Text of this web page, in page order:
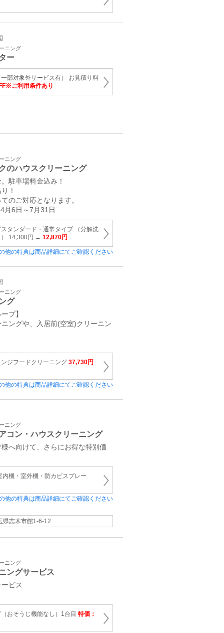
ニング
ー
部対象外サービス有） お見積り料
ご利用条件あり
ニング
のハウスクリーニング
駐車場料金込み！
！
のご対応となります。
月6日～7月31日
タンダード・通常タイプ （分解洗
） 14,300円 → 12,870円
他の特典は商品詳細にてご確認ください
ニング
グ
プ】
ングや、入居前(空室)クリーニン
ジフードクリーニング 37,730円
他の特典は商品詳細にてご確認ください
ニング
ン・ハウスクリーニング
へ向けて、さらにお得な特別価
機・室外機・防カビスプレー
他の特典は商品詳細にてご確認ください
県志木市館1-6-12
ニング
ングサービス
ビス
おそうじ機能なし）1台目 特価：